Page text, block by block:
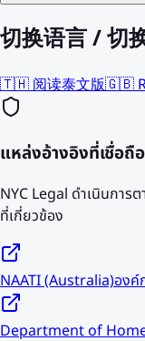
切换语言 / 切
🇹🇭 阅读泰文版🇬🇧
แหล่งอ้างอิงที่เชื่อถื
NYC Legal ดำเนินการ
ที่เกี่ยวข้อง
NAATI (Australia)องค์
Department of